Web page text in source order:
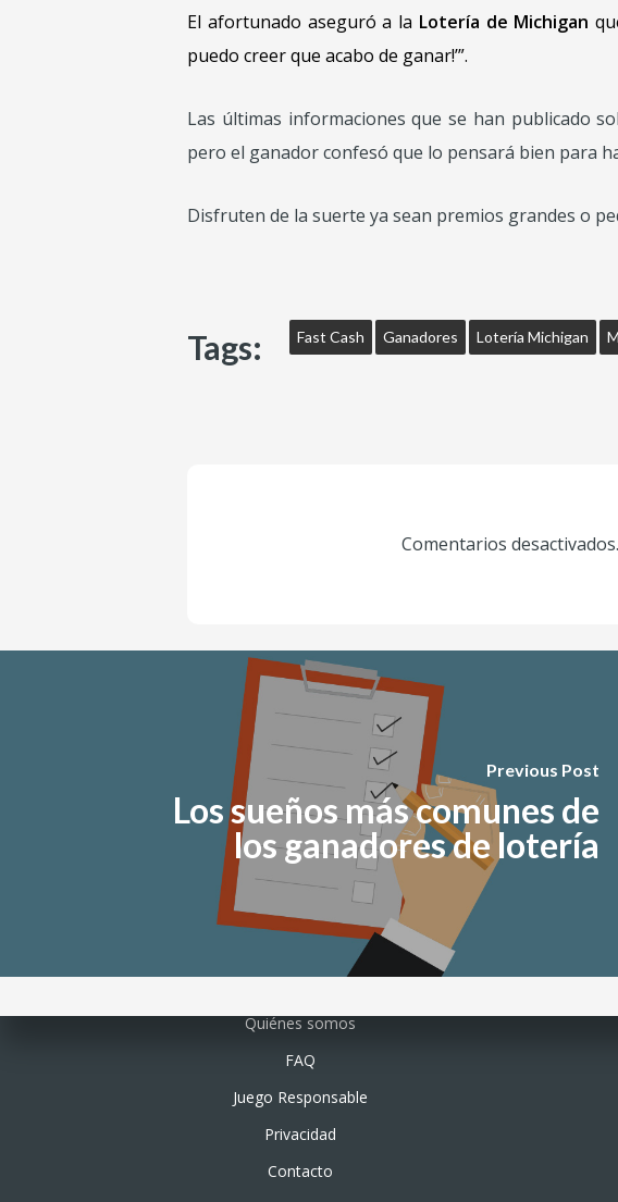
El afortunado aseguró a la Lotería de Michigan
puedo creer que acabo de ganar!’”.
Las últimas informaciones que se han publicado
pero el ganador confesó que lo pensará bien para
Disfruten de la suerte ya sean premios grandes o
Tags: Fast Cash Ganadores Lotería Michigan
Comentarios
Previous Post
Los sueños más comunes de
los ganadores de lotería
Quiénes somos
FAQ
Juego Responsable
Privacidad
Contacto